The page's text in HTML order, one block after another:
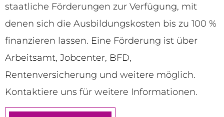
staatliche Förderungen zur Verfügung, mit
denen sich die Ausbildungskosten bis zu 100 %
finanzieren lassen. Eine Förderung ist über
Arbeitsamt, Jobcenter, BFD,
Rentenversicherung und weitere möglich.
Kontaktiere uns für weitere Informationen.